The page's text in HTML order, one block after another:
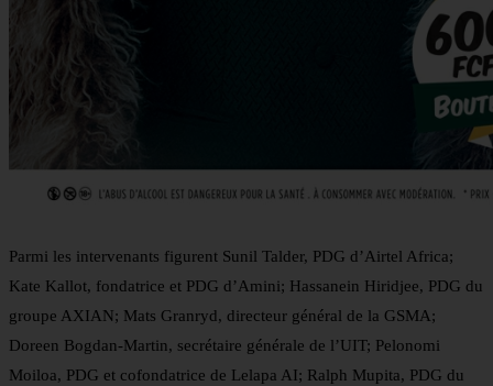
Parmi les intervenants figurent Sunil Talder, PDG d’Airtel Africa;
Kate Kallot, fondatrice et PDG d’Amini; Hassanein Hiridjee, PDG du
groupe AXIAN; Mats Granryd, directeur général de la GSMA;
Doreen Bogdan-Martin, secrétaire générale de l’UIT; Pelonomi
Moiloa, PDG et cofondatrice de Lelapa AI; Ralph Mupita, PDG du